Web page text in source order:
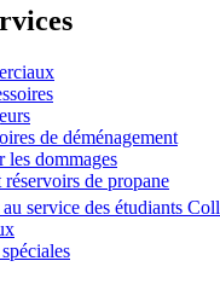
de déménagement
les dommages
réservoirs de propane
service des étudiants